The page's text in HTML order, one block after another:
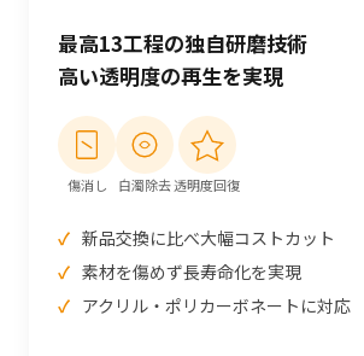
最高13工程の独自研磨技術
高い透明度の再生を実現
傷消し 白濁除去透明度回復
新品交換に比べ大幅コストカット
素材を傷めず長寿命化を実現
アクリル・ポリカーボネートに対応